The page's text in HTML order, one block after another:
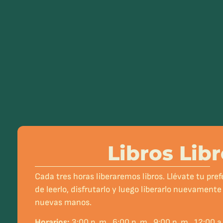
Libros
Cada tres horas liberaremos libros. Llévate tu
de leerlo, disfrutarlo y luego liberarlo
nuevas manos.